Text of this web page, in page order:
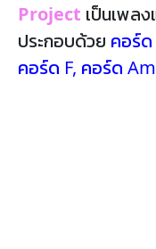
Project เป็นเพล
ประกอบด้วย คอร์
คอร์ด F, คอร์ด Am